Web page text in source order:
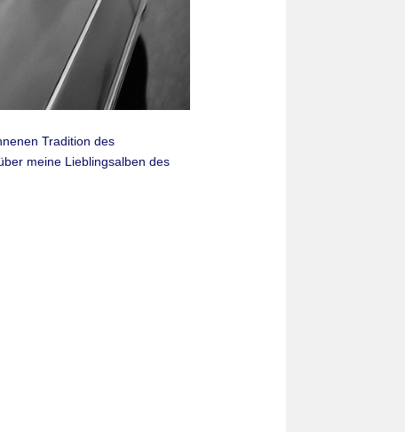
Tradition des
meine Lieblingsalben des